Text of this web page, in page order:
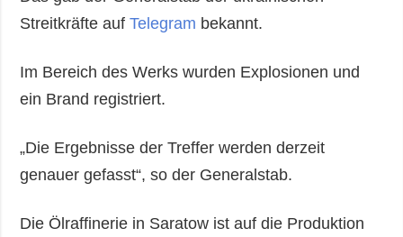
Streitkräfte aufTelegram bekannt.
Im Bereich des Werks wurden Explosionen und
ein Brand registriert.
„Die Ergebnisse der Treffer werden derzeit
genauer gefasst“, so der Generalstab.
Die Ölraffinerie in Saratow ist auf die Produktion